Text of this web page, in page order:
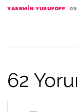
YASEMIN YUSUFOFF
62